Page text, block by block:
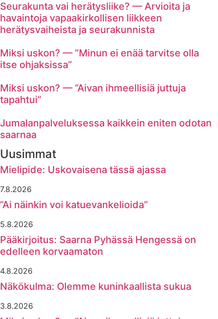
Seurakunta vai herätysliike? — Arvioita ja
havaintoja vapaakirkollisen liikkeen
herätysvaiheista ja seurakunnista
Miksi uskon? — ”Minun ei enää tarvitse olla
itse ohjaksissa”
Miksi uskon? — ”Aivan ihmeellisiä juttuja
tapahtui”
Jumalanpalveluksessa kaikkein eniten odotan
saarnaa
Uusimmat
Mielipide: Uskovaisena tässä ajassa
7.8.2026
”Ai näinkin voi katuevankelioida”
5.8.2026
Pääkirjoitus: Saarna Pyhässä Hengessä on
edelleen korvaamaton
4.8.2026
Näkökulma: Olemme kuninkaallista sukua
3.8.2026